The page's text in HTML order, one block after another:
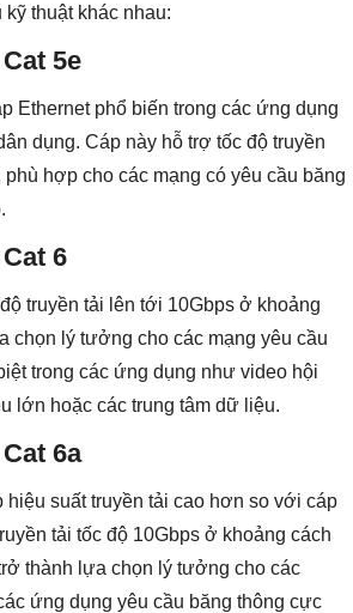
thuật khác nhau:
5e
Ethernet phổ biến trong các ứng dụng
dụng. Cáp này hỗ trợ tốc độ truyền
hợp cho các mạng có yêu cầu băng
6
truyền tải lên tới 10Gbps ở khoảng
chọn lý tưởng cho các mạng yêu cầu
trong các ứng dụng như video hội
lớn hoặc các trung tâm dữ liệu.
6a
hiệu suất truyền tải cao hơn so với cáp
tải tốc độ 10Gbps ở khoảng cách
thành lựa chọn lý tưởng cho các
ứng dụng yêu cầu băng thông cực